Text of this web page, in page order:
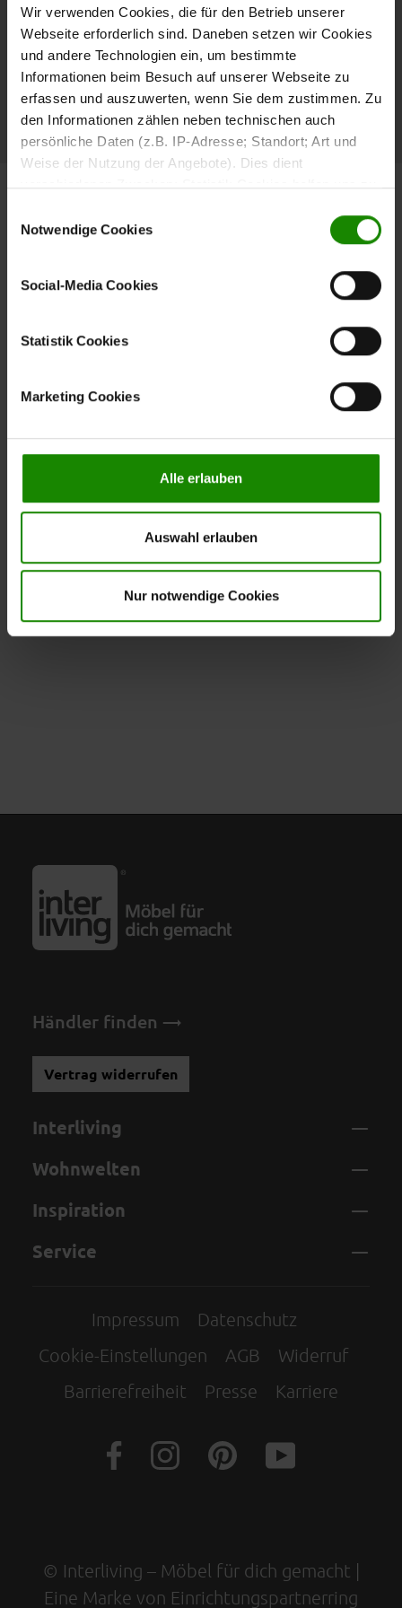
Wir verwenden Cookies, die für den Betrieb unserer
Webseite erforderlich sind. Daneben setzen wir Cookies
und andere Technologien ein, um bestimmte
Informationen beim Besuch auf unserer Webseite zu
erfassen und auszuwerten, wenn Sie dem zustimmen. Zu
den Informationen zählen neben technischen auch
persönliche Daten (z.B. IP-Adresse; Standort; Art und
Weise der Nutzung der Angebote). Dies dient
verschiedenen Zwecken: Statistik Cookies helfen uns zu
nutzen, indem sie Informationen sammeln und sie
anonymisiert für statistische Zwecke auszuwerten.
Marketing Cookies helfen uns, Ihnen personalisierte
Werbung anzuzeigen. Social-Media-Cookies ermöglichen
um Inhalte und Werbung innerhalb Ihrer Netzwerke
möchten. Klicken Sie auf „
“, wenn Sie nur
„Einverstanden“, wenn Sie mit dem Einsatz aller Cookies
Auswahl treffen. Sie können eine erteilte Einwilligung
jederzeit mit Wirkung für die Zukunft widerrufen. Für
weitere Informationen lesen Sie bitte unsere
hier.
Notwendige Cookies
Social-Media Cookies
Statistik Cookies
Marketing Cookies
Alle erlauben
Auswahl erlauben
Nur notwendige Cookies
im Einrichtungshaus helfen dir gerne weiter.
Hier Händler finden!
Entdecke die Vielfalt
Wohnwelten
Händler finden
Vertrag widerrufen
Interliving
Wohnwelten
Inspiration
Service
Impressum
Datenschutz
Cookie-Einstellungen
AGB
Widerruf
Barrierefreiheit
Presse Karriere
© Interliving – Möbel für dich gemacht |
Eine Marke von Einrichtungspartnerring